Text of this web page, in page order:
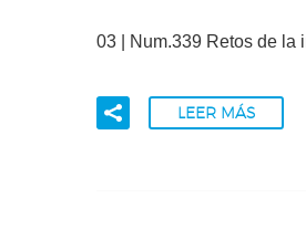
03 | Num.339 Retos de
LEER MÁS